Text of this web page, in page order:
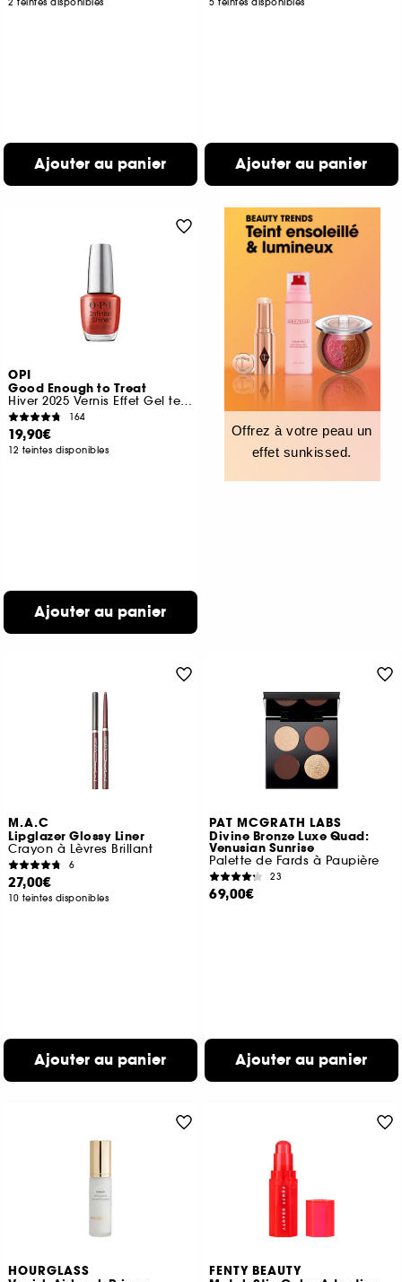
Ajouter au panier Ajouter au panier
OPI
Good Enough to Treat
Hiver 2025 Vernis Effet Gel tenue jusqu'à 11 jours
164
19,90€
12 teintes disponibles
Ajouter au panier
Offrez à votre peau un
effet sunkissed.
M.A.C
Lipglazer Glossy Liner
Crayon à Lèvres Brillant
6
27,00€
10 teintes disponibles
Ajouter au panier
PAT MCGRATH LABS
Divine Bronze Luxe Quad:
Venusian Sunrise
Palette de Fards à Paupière
23
69,00€
Ajouter au panier
HOURGLASS
FENTY BEAUTY